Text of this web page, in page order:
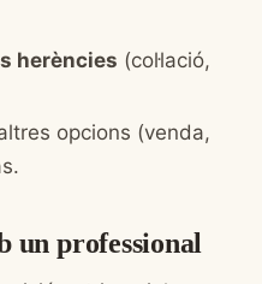
herències (col·lació,
opcions (venda,
un professional